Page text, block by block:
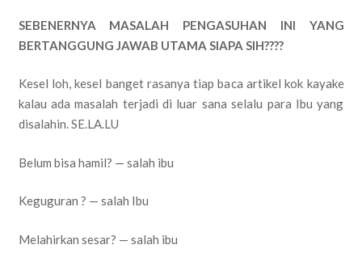
SEBENERNYA MASALAH PENGASUHAN INI YANG
BERTANGGUNG JAWAB UTAMA SIAPA SIH????
Kesel loh, kesel banget rasanya tiap baca artikel kok kayake
kalau ada masalah terjadi di luar sana selalu para Ibu yang
disalahin. SE.LA.LU
Belum bisa hamil? — salah ibu
Keguguran ? — salah Ibu
Melahirkan sesar? — salah ibu